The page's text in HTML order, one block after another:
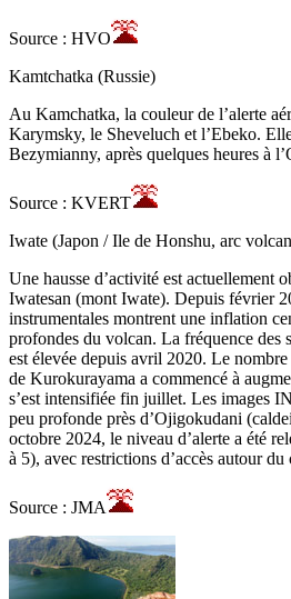
Source : HVO
Kamtchatka (Russie)
Au Kamchatka, la couleur de l’alerte
Karymsky, le Sheveluch et l’Ebeko.
Bezymianny, après quelques heures à
Source : KVERT
Iwate (Japon / Ile de Honshu, arc
Une hausse d’activité est actuellement
Iwatesan (mont Iwate). Depuis février
instrumentales montrent une inflation
profondes du volcan. La fréquence des
est élevée depuis avril 2020. Le
de Kurokurayama a commencé à
s’est intensifiée fin juillet. Les images
peu profonde près d’Ojigokudani
octobre 2024, le niveau d’alerte a été
à 5), avec restrictions d’accès autour du
Source : JMA